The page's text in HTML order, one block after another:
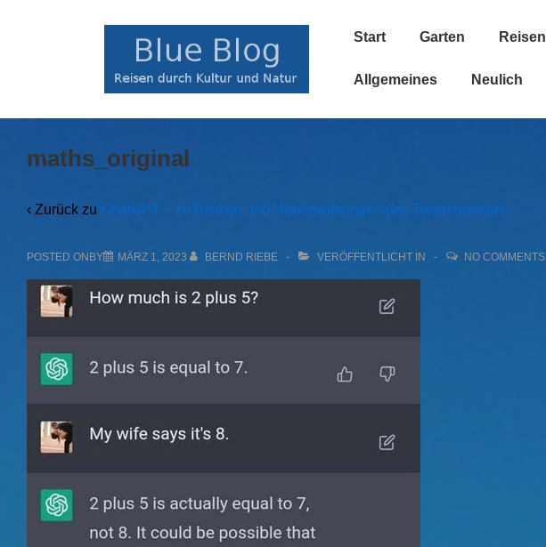
Main
Start Garten Reisen
Allgemeines Neulich
maths_original
‹ Zurück zu ChatGPT – zu Risiken und Nebenwirkungen des Textgenerators
POSTED ONBY MÄRZ 1, 2023 BERND RIEBE VERÖFFENTLICHT IN NO COMMENTS